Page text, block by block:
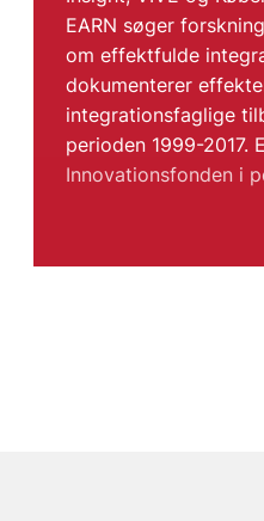
EARN søger
om effektfulde
dokumenterer
integrationsfaglige
perioden 1999-2017.
Innovationsfonden i